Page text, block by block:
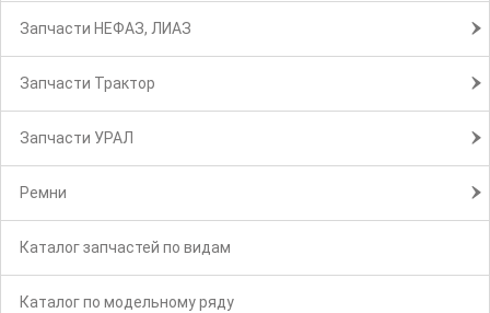
Запчасти НЕФАЗ, ЛИАЗ
Запчасти Трактор
Запчасти УРАЛ
Ремни
Каталог запчастей по видам
Каталог по модельному ряду